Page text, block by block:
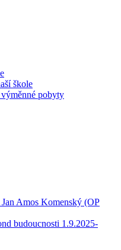
škole
pobyty
Amos Komenský (OP
budoucnosti 1.9.2025-